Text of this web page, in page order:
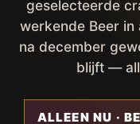
geselecteerde
werkende Beer in
na december
blijft —
ALLEEN NU ·